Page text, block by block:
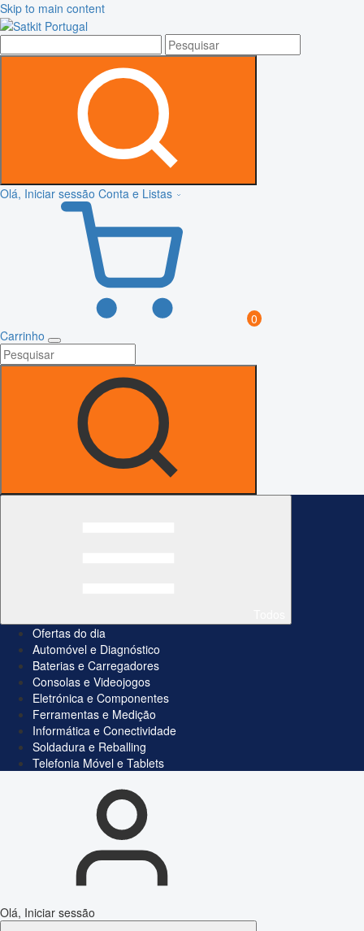
Skip to main content
Olá, Iniciar sessão Conta e Listas
0
Carrinho
Ofertas do dia
Automóvel e Diagnóstico
Baterias e Carregadores
Consolas e Videojogos
Eletrónica e Componentes
Ferramentas e Medição
Informática e Conectividade
Soldadura e Reballing
Telefonia Móvel e Tablets
Olá, Iniciar sessão